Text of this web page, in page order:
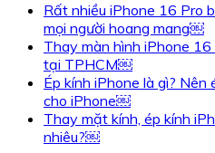
Rất nhiều iPhone 16 Pro
mọi người hoang mang￼
Thay màn hình iPhone
tại TPHCM￼
Ép kính iPhone là gì?
cho iPhone￼
Thay mặt kính, ép kính
nhiêu?￼